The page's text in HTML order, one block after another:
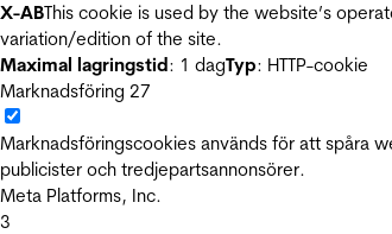
X-ABThis cookie is used by the website’s
variation/edition of the site.
Maximal lagringstid: 1 dagTyp: HTTP-cookie
Marknadsföring 27
Marknadsföringscookies används för att spåra
publicister och tredjepartsannonsörer.
Meta Platforms, Inc.
3